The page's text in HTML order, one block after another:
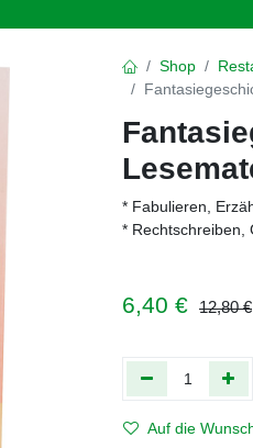
Shop
* Fabulieren,
* Rechtschreiben,
6,40 € 12,80€
Auf die